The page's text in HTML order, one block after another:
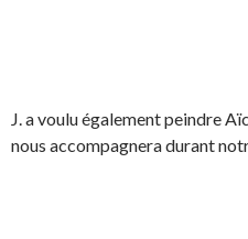
J. a voulu également peindre
nous accompagnera durant